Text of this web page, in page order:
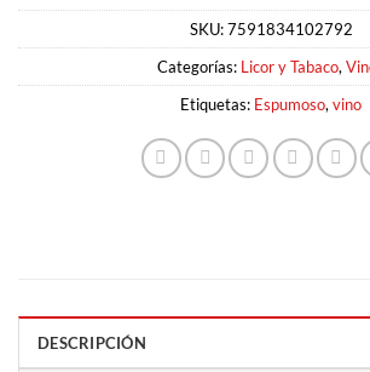
SKU:7591834102792
Categorías: Licor y Tabaco,
Etiquetas: Espumoso, vino
DESCRIPCIÓN